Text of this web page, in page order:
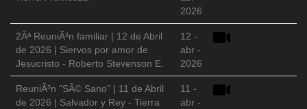
2026
2Âª ReuniÃ³n familiar | 12 de Abril
de 2026 | Siervos por amor de
Jesucristo - Roberto Stevenson E.
12 -
abr -
2026
ReuniÃ³n "SÃ© Sano" | 11 de Abril
de 2026 | Salvador y Rey - Tierra
11 -
abr -